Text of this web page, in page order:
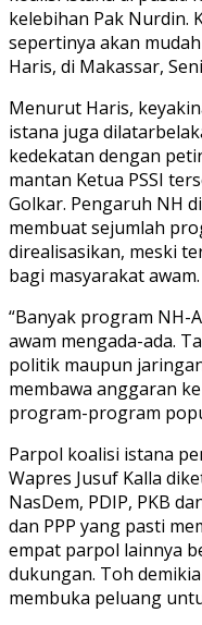
kelebihan Pak Nurdin.
sepertinya akan
Haris, di Makassar,
Menurut Haris,
istana juga
kedekatan dengan
mantan Ketua PSSI
Golkar. Pengaruh NH
membuat sejumlah
direalisasikan, meski
bagi masyarakat awam.
“Banyak program NH-
awam mengada-ada.
politik maupun
membawa anggaran
program-program
Parpol koalisi istana
Wapres Jusuf Kalla
NasDem, PDIP, PKB
dan PPP yang pasti
empat parpol lainnya
dukungan. Toh
membuka peluang